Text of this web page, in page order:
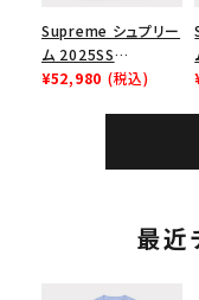
Supreme シュプリー
ム 2025SS
Bandana Football
¥52,980 (税込)
最近